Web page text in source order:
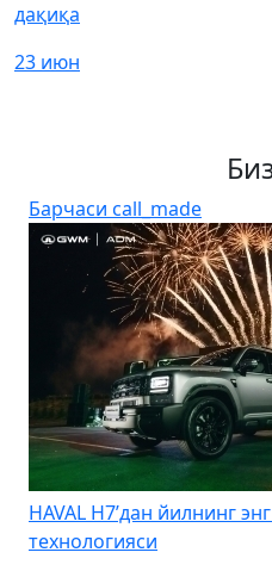
дақиқа
23 июн
Барчаси call_made
HAVAL H7’дан йилнинг
технологияси